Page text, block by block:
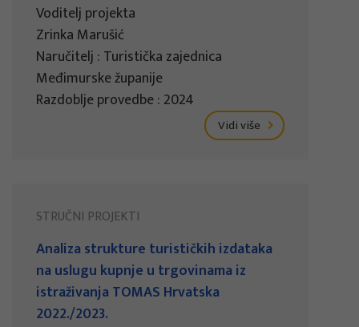
Voditelj projekta
Zrinka Marušić
Naručitelj : Turistička zajednica
Međimurske županije
Razdoblje provedbe : 2024
Vidi više
STRUČNI PROJEKTI
Analiza strukture turističkih izdataka
na uslugu kupnje u trgovinama iz
istraživanja TOMAS Hrvatska
2022./2023.